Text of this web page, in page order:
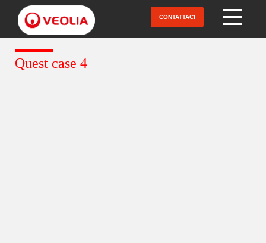
contenuto
principale
CONTATTACI
Quest case 4